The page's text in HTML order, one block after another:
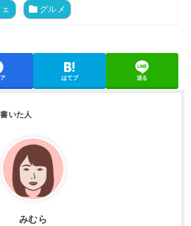
グルメ
はてブ 送る
みむら